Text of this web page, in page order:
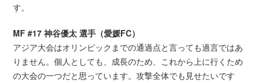
す。
MF #17 神谷優太 選手（愛媛FC）
アジア大会はオリンピックまでの通過点と言っても過言ではあ
りません。個人としても、成長のため、これから上に行くため
の大会の一つだと思っています。攻撃全体でも見せたいです